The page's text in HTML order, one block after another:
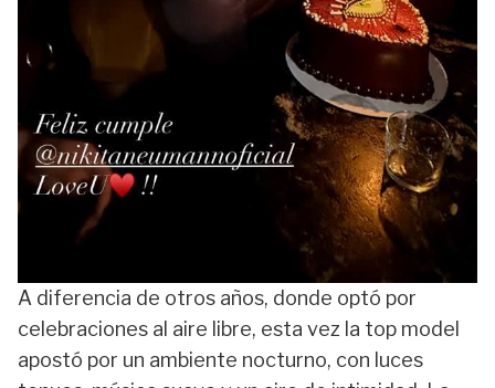
A diferencia de otros años, donde optó por
celebraciones al aire libre, esta vez la top model
apostó por un ambiente nocturno, con luces